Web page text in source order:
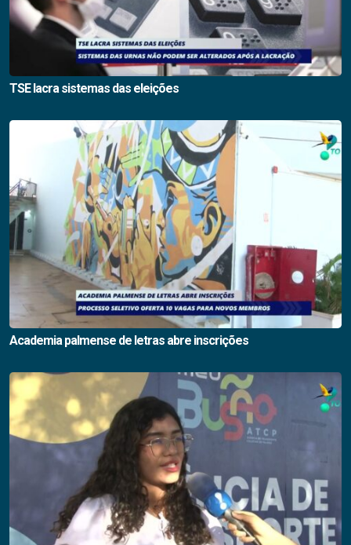
TSE lacra sistemas das eleições
Academia palmense de letras abre inscrições